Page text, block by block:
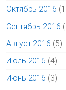
Октябрь 2016
Сентябрь 2016
Август 2016 (5)
Июль 2016 (4)
Июнь 2016 (3)